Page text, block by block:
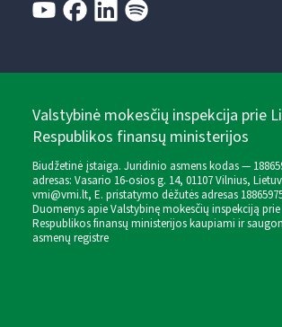
Valstybinė mokesčių inspekcija prie
Respublikos finansų ministerijos
Biudžetinė įstaiga. Juridinio asmens kodas —
adresas: Vasario 16-osios g. 14, 01107 Vilnius,
vmi@vmi.lt, E. pristatymo dėžutės adresas
Duomenys apie Valstybinę mokesčių inspekciją
Respublikos finansų ministerijos kaupiami ir
asmenų registre